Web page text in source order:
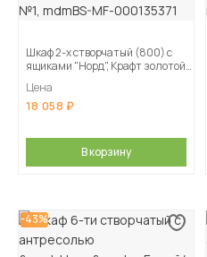
Шкаф 2-х створчатый (800) с
ящиками "Норд", Крафт золотой/
Цена
18 058
В корзину
-43%